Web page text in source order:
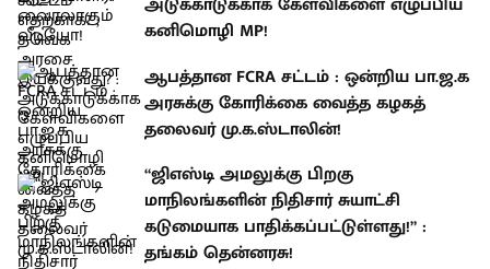
கனிமொழி MP!
ஆபத்தான FCRA சட்டம் : ஒன்றிய பா.ஜ.க
அரசுக்கு கோரிக்கை வைத்த கழகத்
தலைவர் மு.க.ஸ்டாலின்!
“ஜிஎஸ்டி அமலுக்கு பிறகு
மாநிலங்களின் நிதிசார் சுயாட்சி
கடுமையாக பாதிக்கப்பட்டுள்ளது!” :
தங்கம் தென்னரசு!